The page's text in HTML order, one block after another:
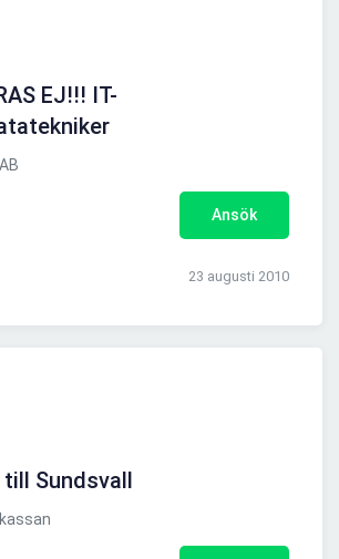
EJ!!! IT-
Ansök
23 augusti 2010
till Sundsvall